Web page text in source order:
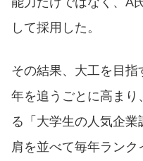
して採用した。
その結果、大工を目
年を追うごとに高ま
る「大学生の人気企業
肩を並べて毎年ラン